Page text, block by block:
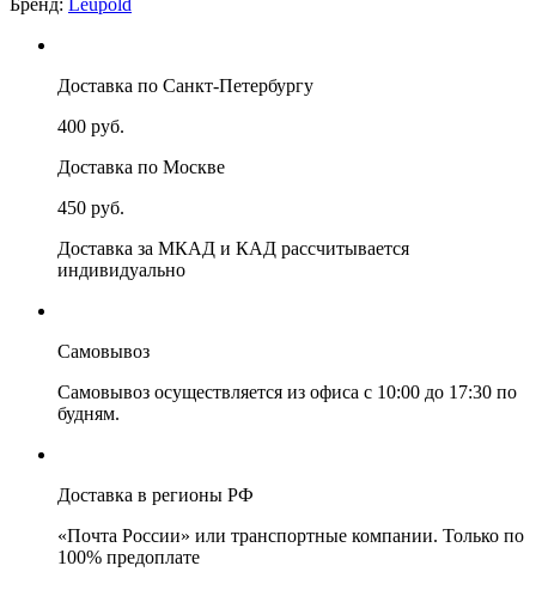
Доставка по Санкт-Петербургу
400 руб.
Доставка по Москве
450 руб.
Доставка за МКАД и КАД рассчитывается
индивидуально
Самовывоз
Самовывоз осуществляется из офиса с 10:00 до 17:30 по
будням.
Доставка в регионы РФ
«Почта России» или транспортные компании. Только по
100% предоплате